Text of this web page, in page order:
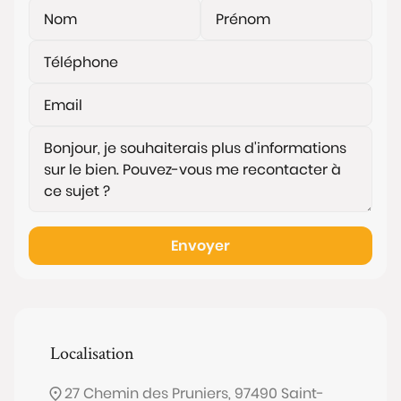
A visiter, sans tarder !
exposé sont disponibles sur le site
Envoyer
Localisation
27 Chemin des Pruniers, 97490 Saint-